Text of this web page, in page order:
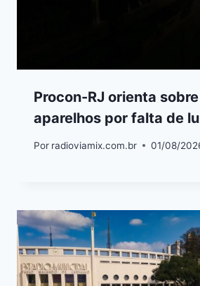
Procon-RJ orienta
aparelhos por falta de
Por radioviamix.com.br 01/08/